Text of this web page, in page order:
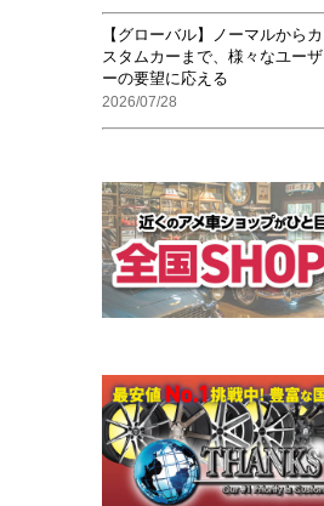
【グローバル】ノーマルからカ
スタムカーまで、様々なユーザ
ーの要望に応える
2026/07/28